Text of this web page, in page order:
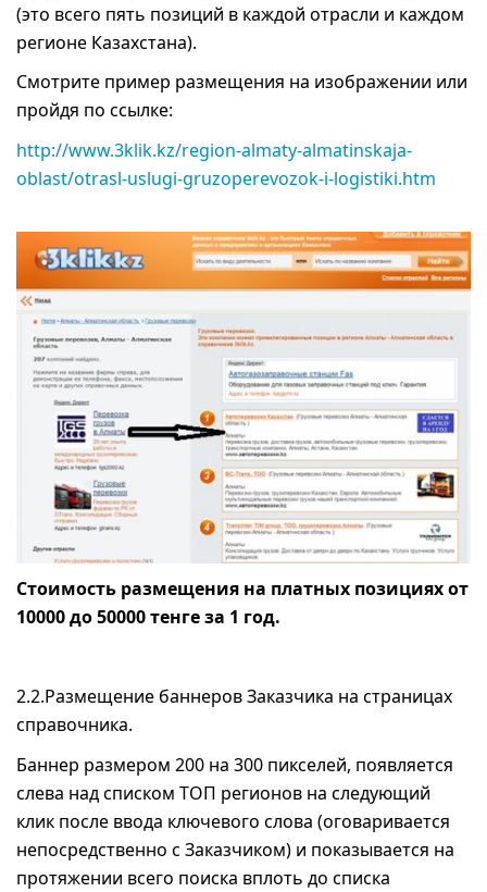
(это всего пять позиций в каждой отрасли и каждом
регионе Казахстана).
Смотрите пример размещения на изображении или
пройдя по ссылке:
http://www.3klik.kz/region-almaty-almatinskaja-
oblast/otrasl-uslugi-gruzoperevozok-i-logistiki.htm
Стоимость размещения на платных позициях от
10000 до 50000 тенге за 1 год.
2.2.Размещение баннеров Заказчика на страницах
справочника.
Баннер размером 200 на 300 пикселей, появляется
слева над списком ТОП регионов на следующий
клик после ввода ключевого слова (оговаривается
непосредственно с Заказчиком) и показывается на
протяжении всего поиска вплоть до списка